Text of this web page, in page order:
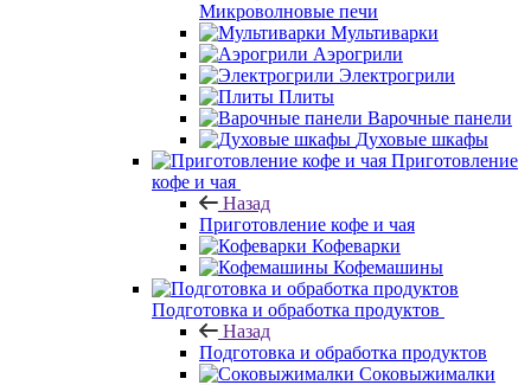
Микроволновые печи
Мультиварки
Аэрогрили
Электрогрили
Плиты
Варочные панели
Духовые шкафы
Приготовление
кофе и чая
Назад
Приготовление кофе и чая
Кофеварки
Кофемашины
Подготовка и обработка продуктов
Назад
Подготовка и обработка продуктов
Соковыжималки